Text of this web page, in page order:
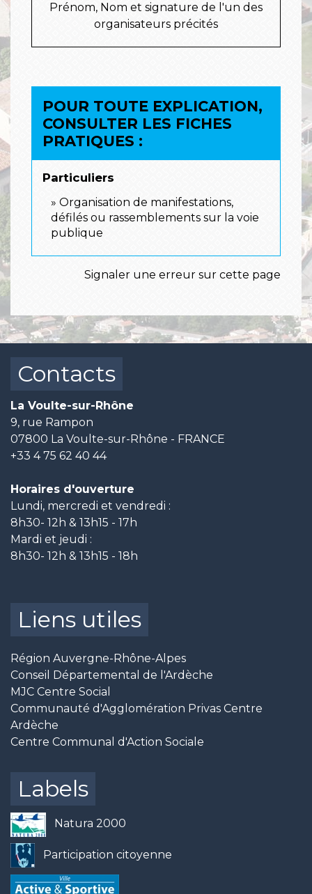
Prénom, Nom et signature de l'un des
organisateurs précités
POUR TOUTE EXPLICATION,
CONSULTER LES FICHES
PRATIQUES :
Particuliers
Organisation de manifestations,
défilés ou rassemblements sur la voie
publique
Signaler une erreur sur cette page
Contacts
La Voulte-sur-Rhône
9, rue Rampon
07800 La Voulte-sur-Rhône - FRANCE
+33 4 75 62 40 44
Horaires d'ouverture
Lundi, mercredi et vendredi :
8h30- 12h & 13h15 - 17h
Mardi et jeudi :
8h30- 12h & 13h15 - 18h
Liens utiles
Région Auvergne-Rhône-Alpes
Conseil Départemental de l'Ardèche
MJC Centre Social
Communauté d'Agglomération Privas Centre
Ardèche
Centre Communal d'Action Sociale
Labels
Natura 2000
Participation citoyenne